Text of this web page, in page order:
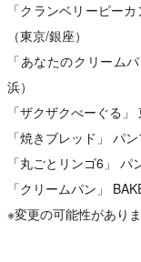
「クランベリーピー
（東京/銀座）
「あなたのクリーム
浜）
「ザクザクべーぐる
「焼きブレッド」 パ
「丸ごとリンゴ6」 パ
「クリームパン」
※変更の可能性がありま